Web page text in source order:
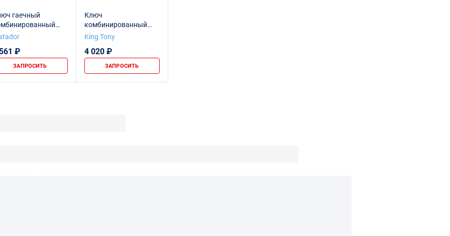
гаечный
8 "
₽
ЗАПРОСИТЬ
Ключ
комбинированный
1&5/8" KING TONY
King Tony
4 020 ₽
ЗАПРОСИТЬ